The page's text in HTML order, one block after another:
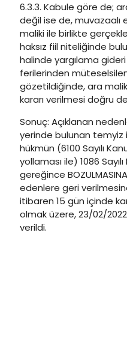
6.3.3. Kabule göre de;
değil ise de, muvazaalı
maliki ile birlikte
haksız fiil niteliğinde
halinde yargılama
ferilerinden
gözetildiğinde, ara
kararı verilmesi doğru
Sonuç: Açıklanan
yerinde bulunan temyiz
hükmün (6100 Sayılı
yollaması ile) 1086
gereğince
edenlere geri
itibaren 15 gün içinde
olmak üzere, 23/02/
verildi.